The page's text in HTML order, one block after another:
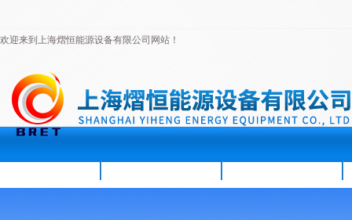
欢迎来到上海熠恒能源设备有限公司网站！